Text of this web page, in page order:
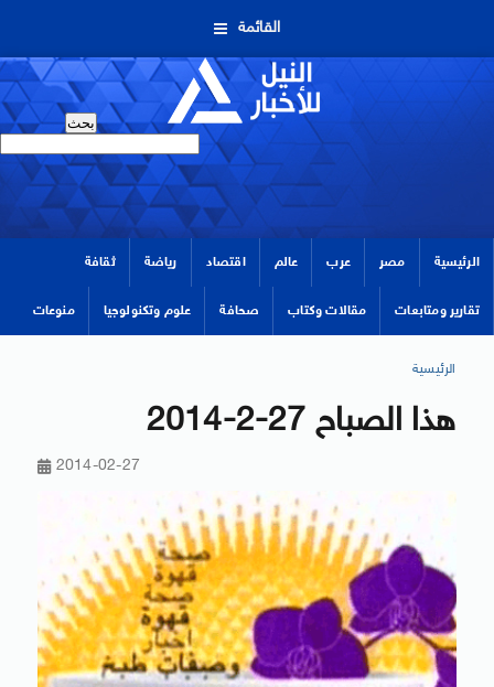
القائمة
الرئيسية مصر عرب عالم اقتصاد رياضة ثقافة
تقارير ومتابعات مقالات وكتاب صحافة علوم وتكنولوجيا منوعات
الرئيسية
هذا الصباح 27-2-2014
2014-02-27